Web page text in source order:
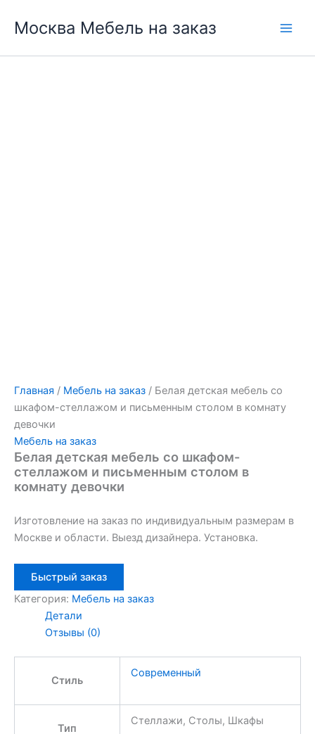
Москва Мебель на заказ
Главная / Мебель на заказ / Белая детская мебель со
шкафом-стеллажом и письменным столом в комнату
девочки
Мебель на заказ
Белая детская мебель со шкафом-
стеллажом и письменным столом в
комнату девочки
Изготовление на заказ по индивидуальным размерам в
Москве и области. Выезд дизайнера. Установка.
Быстрый заказ
Категория: Мебель на заказ
Детали
Отзывы (0)
Стиль
Современный
Тип
Стеллажи, Столы, Шкафы